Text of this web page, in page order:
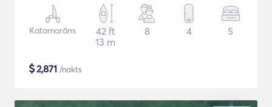
Katamarāns
42 ft
13 m
8 4 5
$2,871 /nakts